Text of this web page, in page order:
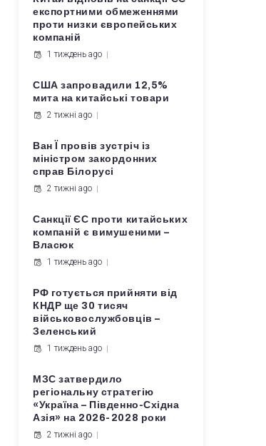
експортними обмеженнями
проти низки європейських
компаній
1 тиждень ago
США запровадили 12,5%
мита на китайські товари
2 тижні ago
Ван Ї провів зустріч із
міністром закордонних
справ Білорусі
2 тижні ago
Санкції ЄС проти китайських
компаній є вимушеними –
Власюк
1 тиждень ago
РФ готується прийняти від
КНДР ще 30 тисяч
військовослужбовців –
Зеленський
1 тиждень ago
МЗС затвердило
регіональну стратегію
«Україна – Південно-Східна
Азія» на 2026-2028 роки
2 тижні ago